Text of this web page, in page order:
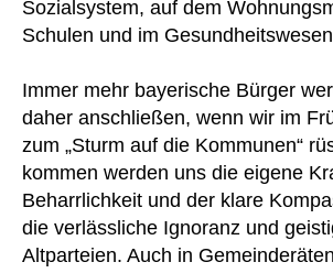
Sozialsystem, auf dem
Schulen und im
Immer mehr bayerische Bürger
daher anschließen, wenn wir im
zum „Sturm auf die Kommunen“
kommen werden uns die eigene
Beharrlichkeit und der klare
die verlässliche Ignoranz und
Altparteien. Auch in